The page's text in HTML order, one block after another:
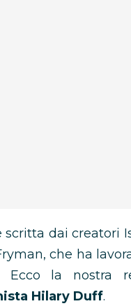
scritta dai creatori
che ha
Ecco la nostra
Hilary Duff.